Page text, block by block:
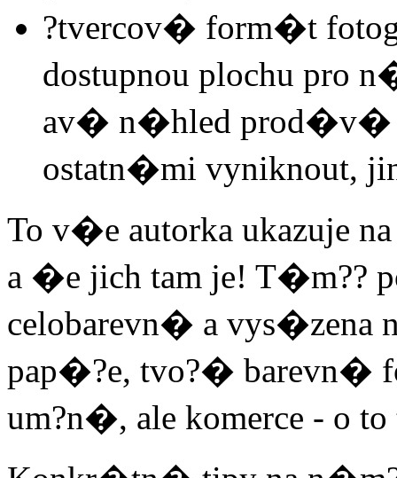
?tvercov� form�t
dostupnou plochu pro
av� n�hled prod�v�
ostatn�mi vyniknout,
To v�e autorka ukazuje
a �e jich tam je! T�m??
celobarevn� a
pap�?e, tvo?� barevn�
um?n�, ale komerce - o to